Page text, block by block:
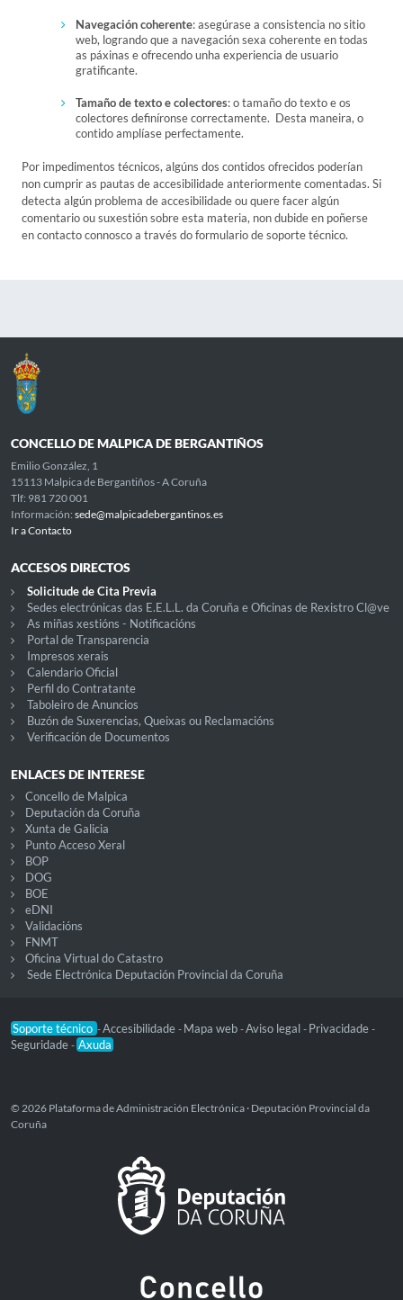
Navegación coherente: asegúrase a consistencia no sitio
web, logrando que a navegación sexa coherente en todas
as páxinas e ofrecendo unha experiencia de usuario
gratificante.
Tamaño de texto e colectores: o tamaño do texto e os
colectores definíronse correctamente. Desta maneira, o
contido amplíase perfectamente.
Por impedimentos técnicos, algúns dos contidos ofrecidos poderían
non cumprir as pautas de accesibilidade anteriormente comentadas. Si
detecta algún problema de accesibilidade ou quere facer algún
comentario ou suxestión sobre esta materia, non dubide en poñerse
en contacto connosco a través do formulario de soporte técnico.
CONCELLO DE MALPICA DE BERGANTIÑOS
Emilio González, 1
15113 Malpica de Bergantiños - A Coruña
Tlf: 981 720 001
Información: sede@malpicadebergantinos.es
Ir a Contacto
ACCESOS DIRECTOS
Solicitude de Cita Previa
Sedes electrónicas das E.E.L.L. da Coruña e Oficinas de Rexistro Cl@ve
As miñas xestións - Notificacións
Portal de Transparencia
Impresos xerais
Calendario Oficial
Perfil do Contratante
Taboleiro de Anuncios
Buzón de Suxerencias, Queixas ou Reclamacións
Verificación de Documentos
ENLACES DE INTERESE
Concello de Malpica
Deputación da Coruña
Xunta de Galicia
Punto Acceso Xeral
BOP
DOG
BOE
eDNI
Validacións
FNMT
Oficina Virtual do Catastro
Sede Electrónica Deputación Provincial da Coruña
Soporte técnico -Accesibilidade - Mapa web -Aviso legal - Privacidade -
Seguridade - Axuda
© 2026 Plataforma de Administración Electrónica · Deputación Provincial da
Coruña